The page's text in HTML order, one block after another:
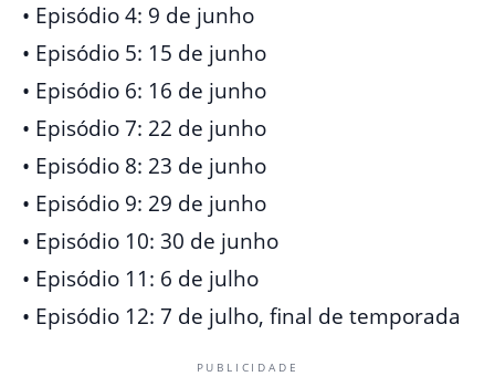
• Episódio 4: 9 de junho
• Episódio 5: 15 de junho
• Episódio 6: 16 de junho
• Episódio 7: 22 de junho
• Episódio 8: 23 de junho
• Episódio 9: 29 de junho
• Episódio 10: 30 de junho
• Episódio 11: 6 de julho
• Episódio 12: 7 de julho, final de temporada
PUBLICIDADE